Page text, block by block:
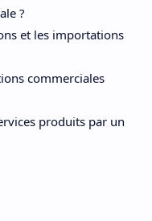
?
et les importations
commerciales
produits par un